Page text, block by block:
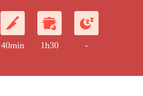
40min 1h30 -